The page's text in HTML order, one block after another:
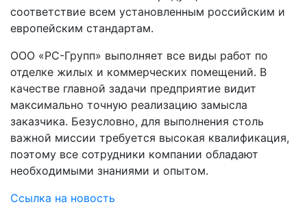
соответствие всем установленным российским и
европейским стандартам.
ООО «РС-Групп» выполняет все виды работ по
отделке жилых и коммерческих помещений. В
качестве главной задачи предприятие видит
максимально точную реализацию замысла
заказчика. Безусловно, для выполнения столь
важной миссии требуется высокая квалификация,
поэтому все сотрудники компании обладают
необходимыми знаниями и опытом.
Ссылка на новость